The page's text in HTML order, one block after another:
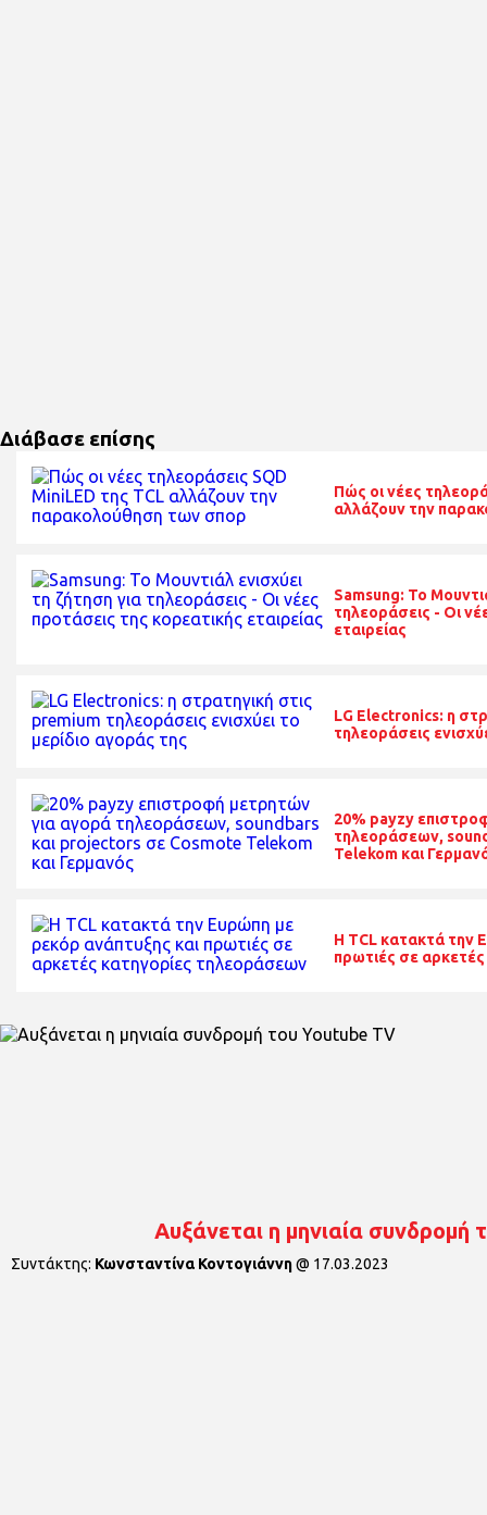
Διάβασε επίσης
Πώς οι νέες
αλλάζουν την
Samsung: Το
τηλεοράσεις - Οι
εταιρείας
LG Electronics: η
τηλεοράσεις
20% payzy
τηλεοράσεων,
Telekom και
Η TCL κατακτά την
πρωτιές σε
Αυξάνεται η μηνιαία συνδρομή
Συντάκτης: Κωνσταντίνα Κοντογιάννη@ 17.03.2023